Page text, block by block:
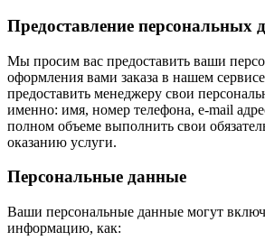
Предоставление персональных
Мы просим вас предоставить ваши
оформления вами заказа в нашем
предоставить менеджеру свои
именно: имя, номер телефона, e-mail
полном объеме выполнить свои
оказанию услуги.
Персональные данные
Ваши персональные данные могут
информацию, как: